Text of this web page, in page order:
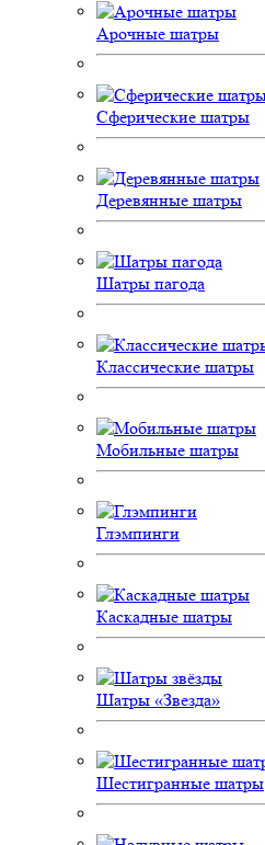
Арочные шатры
Сферические шатры
Деревянные шатры
Шатры пагода
Классические шатры
Мобильные шатры
Глэмпинги
Каскадные шатры
Шатры «Звезда»
Шестигранные шатры